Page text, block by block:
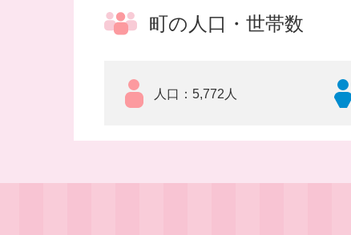
町の人口・世帯数
人口 5,772人